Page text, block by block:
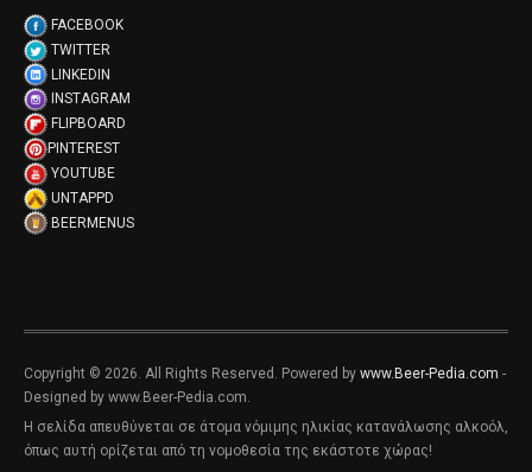
FACEBOOK
TWITTER
LINKEDIN
INSTAGRAM
FLIPBOARD
PINTEREST
YOUTUBE
UNTAPPD
BEERMENUS
Copyright © 2026. All Rights Reserved. Powered by www.Beer-Pedia.com -
Designed by www.Beer-Pedia.com.
Η σελίδα απευθύνεται σε άτομα νόμιμης ηλικίας κατανάλωσης αλκοόλ,
όπως αυτή ορίζεται από τη νομοθεσία της εκάστοτε χώρας!